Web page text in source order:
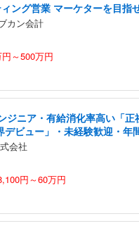
ング営業 マーケターを目指
カン会計
～500万円
ジニア・有給消化率高い「正
デビュー」・未経験歓迎・年
会社
円～60万円